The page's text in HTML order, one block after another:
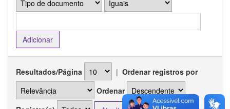
Resultados/Página | Ordenar registros por
Ordenar